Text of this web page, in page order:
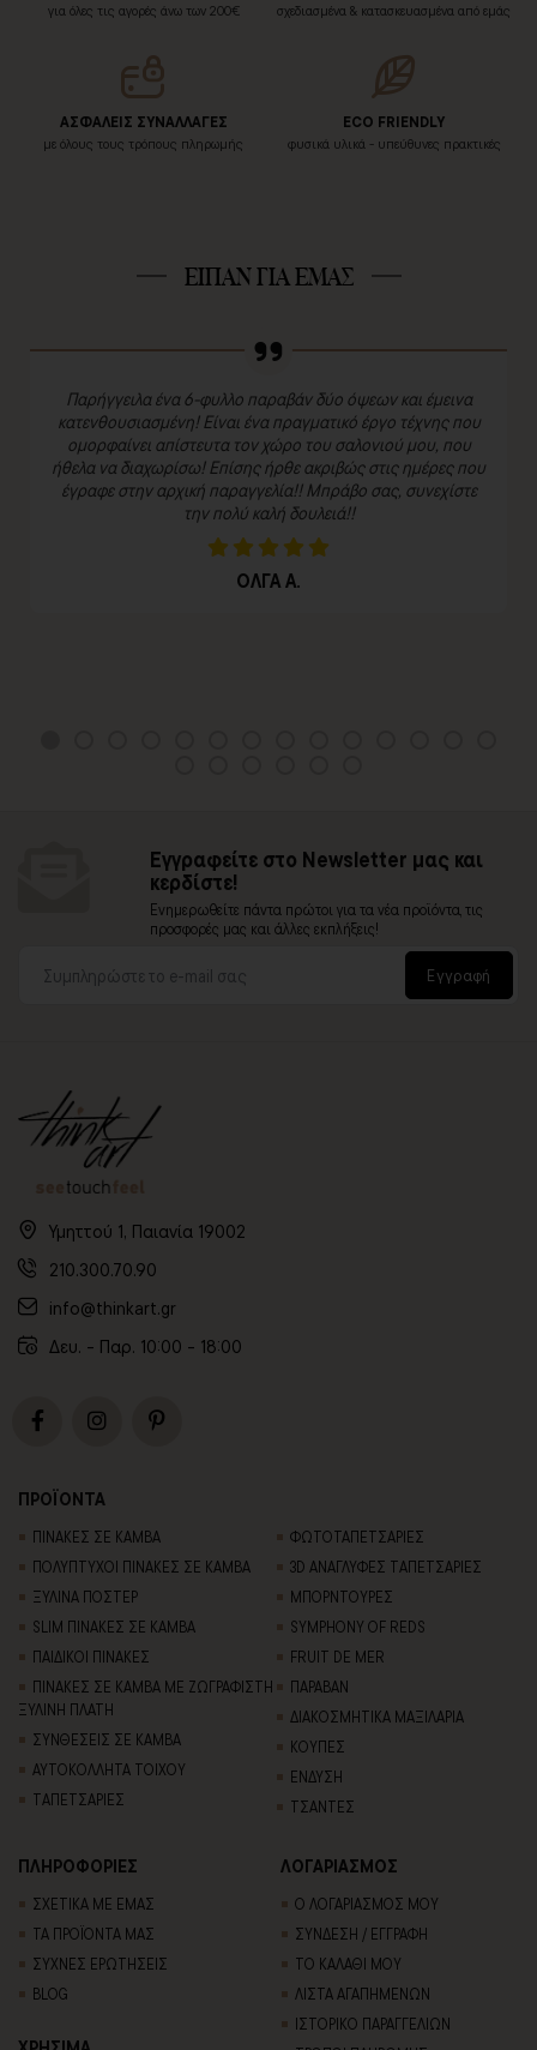
για όλες τις αγορές άνω των 200€ σχεδιασμένα & κατασκευασμένα από εμάς
ΑΣΦΑΛΕΙΣ ΣΥΝΑΛΛΑΓΕΣ
με όλους τους τρόπους πληρωμής
ECO FRIENDLY
φυσικά υλικά - υπεύθυνες πρακτικές
ΕΙΠΑΝ ΓΙΑ ΕΜΑΣ
Παρήγγειλα ένα 6-φυλλο παραβάν δύο όψεων και έμεινα
κατενθουσιασμένη! Είναι ένα πραγματικό έργο τέχνης που
ομορφαίνει απίστευτα τον χώρο του σαλονιού μου, που
ήθελα να διαχωρίσω! Επίσης ήρθε ακριβώς στις ημέρες που
έγραφε στην αρχική παραγγελία!! Μπράβο σας, συνεχίστε
την πολύ καλή δουλειά!!
ΟΛΓΑ Α.
Εγγραφείτε στο Newsletter μας και
κερδίστε!
Ενημερωθείτε πάντα πρώτοι για τα νέα προϊόντα, τις
προσφορές μας και άλλες εκπλήξεις!
Εγγραφή
Υμηττού 1, Παιανία 19002
210.300.70.90
info@thinkart.gr
Δευ. - Παρ. 10:00 - 18:00
ΠΡΟΪΟΝΤΑ
ΠΙΝΑΚΕΣ ΣΕ ΚΑΜΒΑ
ΠΟΛΥΠΤΥΧΟΙ ΠΙΝΑΚΕΣ ΣΕ ΚΑΜΒΑ
ΞΥΛΙΝΑ ΠΟΣΤΕΡ
SLIM ΠΙΝΑΚΕΣ ΣΕ ΚΑΜΒΑ
ΠΑΙΔΙΚΟΙ ΠΙΝΑΚΕΣ
ΠΙΝΑΚΕΣ ΣΕ ΚΑΜΒΑ ΜΕ ΖΩΓΡΑΦΙΣΤΗ
ΞΥΛΙΝΗ ΠΛΑΤΗ
ΣΥΝΘΕΣΕΙΣ ΣΕ ΚΑΜΒΑ
ΑΥΤΟΚΟΛΛΗΤΑ ΤΟΙΧΟΥ
TΑΠΕΤΣΑΡΙΕΣ
ΦΩΤΟΤΑΠΕΤΣΑΡΙΕΣ
3D AΝΑΓΛΥΦΕΣ TΑΠΕΤΣΑΡΙΕΣ
ΜΠΟΡΝΤΟΥΡΕΣ
SYMPHONY OF REDS
FRUIT DE MER
ΠΑΡΑΒΑΝ
ΔΙΑΚΟΣΜΗΤΙΚΑ ΜΑΞΙΛΑΡΙΑ
ΚΟΥΠΕΣ
ΕΝΔΥΣΗ
ΤΣΑΝΤΕΣ
ΠΛΗΡΟΦΟΡΙΕΣ
ΣΧΕΤΙΚΑ ΜΕ ΕΜΑΣ
ΤΑ ΠΡΟΪΟΝΤΑ ΜΑΣ
ΣΥΧΝΕΣ ΕΡΩΤΗΣΕΙΣ
BLOG
ΛΟΓΑΡΙΑΣΜΟΣ
Ο ΛΟΓΑΡΙΑΣΜΟΣ ΜΟΥ
ΣΥΝΔΕΣΗ / ΕΓΓΡΑΦΗ
ΤΟ ΚΑΛΑΘΙ ΜΟΥ
ΛΙΣΤΑ ΑΓΑΠΗΜΕΝΩΝ
ΙΣΤΟΡΙΚΟ ΠΑΡΑΓΓΕΛΙΩΝ